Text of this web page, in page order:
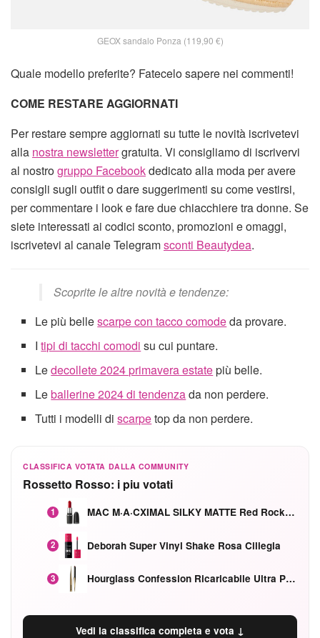
GEOX sandalo Ponza (119,90 €)
Quale modello preferite? Fatecelo sapere nei commenti!
COME RESTARE AGGIORNATI
Per restare sempre aggiornati su tutte le novità iscrivetevi
alla nostra newslettergratuita. Vi consigliamo di iscrivervi
al nostrogruppo Facebookdedicato alla moda per avere
consigli sugli outfit o dare suggerimenti su come vestirsi,
per commentare i look e fare due chiacchiere tra donne. Se
siete interessati ai codici sconto, promozioni e omaggi,
iscrivetevi al canale Telegramsconti Beautydea.
Scoprite le altre novità e tendenze:
Le più bellescarpe con tacco comodeda provare.
Itipi di tacchi comodi su cui puntare.
Ledecollete 2024 primavera estatepiù belle.
Leballerine 2024 di tendenzada non perdere.
Tutti i modelli discarpetop da non perdere.
CLASSIFICA VOTATA DALLA COMMUNITY
Rossetto Rosso: i piu votati
1 MAC M·A·CXIMAL SILKY MATTE Red Rock mat
2 Deborah Super Vinyl Shake Rosa Ciliegia
3 Hourglass Confession Ricaricabile Ultra Preciso Ad Alta Intensità Secretly Classic Red
Vedi la classifica completa e vota ↓